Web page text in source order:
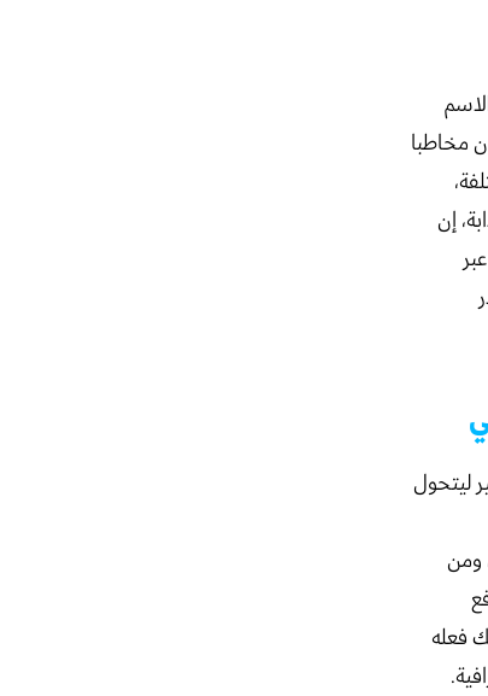
مخاطبا
إن
ليتحول
ومن
فعله